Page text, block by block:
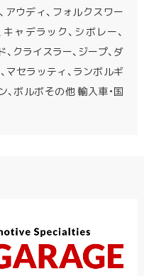
アウディ、フォルクスワー
ャデラック、シボレー、
、クライスラー、ジープ、ダ
マセラッティ、ランボルギ
、ボルボその他 輸入車・国